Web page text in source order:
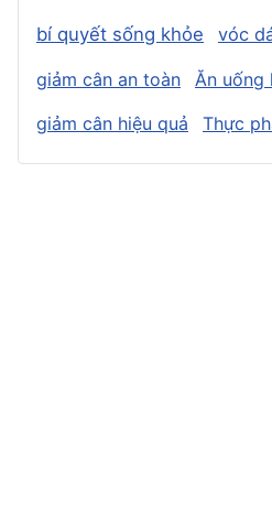
bí quyết sống khỏe vóc
giảm cân an toàn
Ăn uống
giảm cân hiệu quả
Thực